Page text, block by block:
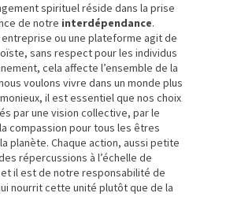
spirituel réside dans la prise
de notre interdépendance.
entreprise ou une plateforme agit de
sans respect pour les individus
cela affecte l’ensemble de la
voulons vivre dans un monde plus
il est essentiel que nos choix
par une vision collective, par le
compassion pour tous les êtres
planète. Chaque action, aussi petite
répercussions à l’échelle de
et il est de notre responsabilité de
nourrit cette unité plutôt que de la